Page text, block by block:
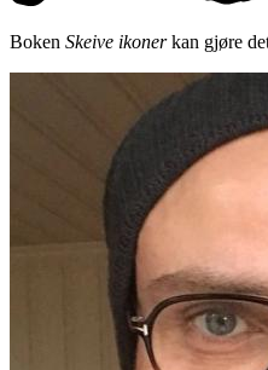
Boken Skeive ikonerkan gjøre